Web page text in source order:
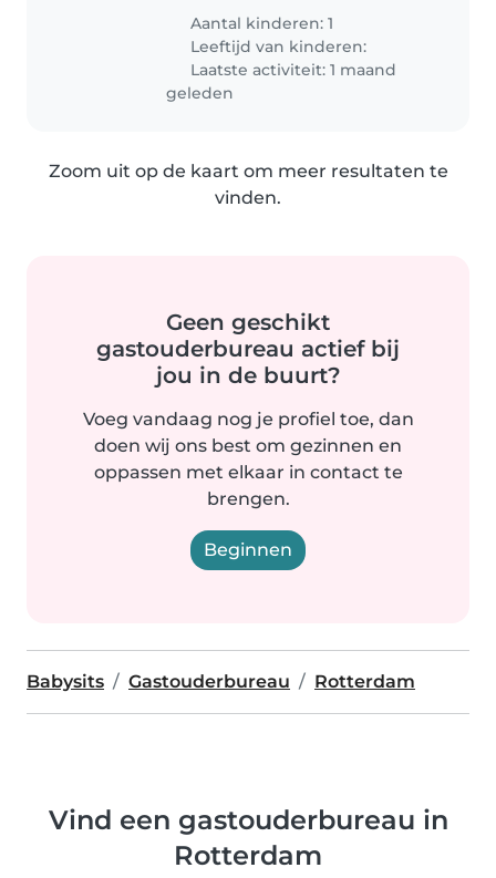
spontane spelletjes! Graag even
koffie drinken tijdens een
kennismaking. meld je aan op
nannygo..
Aantal kinderen: 1
Leeftijd van kinderen:
Laatste activiteit: 1 maand
geleden
Zoom uit op de kaart om meer resultaten te
vinden.
Geen geschikt
gastouderbureau actief bij
jou in de buurt?
Voeg vandaag nog je profiel toe, dan
doen wij ons best om gezinnen en
oppassen met elkaar in contact te
brengen.
Beginnen
Babysits Gastouderbureau Rotterdam
Vind een gastouderbureau in
Rotterdam